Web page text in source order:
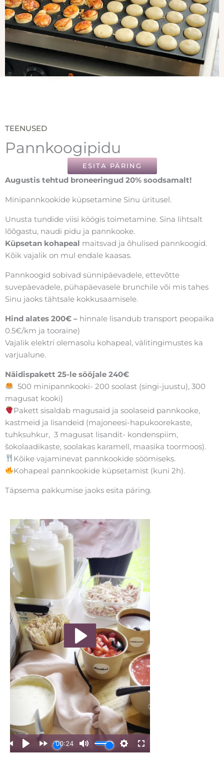
TEENUSED
Pannkoogipidu
ESITA PÄRING
Augustis tehtud broneeringud 20% soodsamalt!
Minipannkookide küpsetamine Sinu üritusel.
Unusta tundide viisi köögis toimetamine. Sina lihtsalt
lõõgastu, naudi pidu ja pannkooke.
Küpsetan kohapeal maitsvad ja õhulised pannkoogid.
Kõik vajalik on mul endale kaasas.
Pannkoogid sobivad sünnipäevadele, ettevõtte
suvepäevadele, pühapäevasele brunchile või mis tahes
Sinu jaoks tähtsale kokkusaamisele.
Hind alates 200€ – hinnale lisandub transport peopaika
0.5€/km ja tooraine)
Vajalik elektri olemasolu kohapeal, välitingimustes ka
varjualune.
Näidispakett 25-le sööjale 240€
500 minipannkooki- 200 soolast (singi-juustu), 300
magusat kooki)
Pakett sisaldab magusaid ja soolaseid pannkooke,
kastmeid ja lisandeid (majoneesi-hapukoorekaste,
tuhksuhkur, 3 magusat lisandit- kondenspiim,
šokolaadikaste, soolakas karamell, maasika toormoos).
Kõike vajaminevat pannkookide söömiseks.
Kohapeal pannkookide küpsetamist (kuni 2h).
Täpsema pakkumise jaoks esita päring.